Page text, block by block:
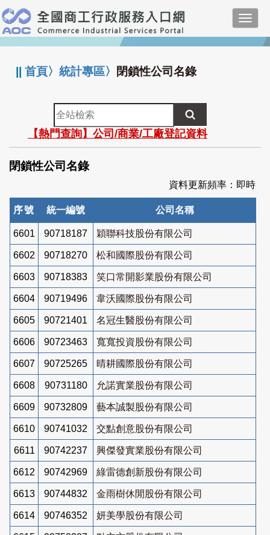
跳
到
主
要
:::
||首頁〉統計專區〉 閉鎖性公司名錄
全
站
檢
索
【熱門查詢】公司/商業/工廠登記資料
閉鎖性公司名錄
資料更新頻率：即時
序號 統一編號 公司名稱
6601 90718187 穎聯科技股份有限公司
6602 90718270 松和國際股份有限公司
6603 90718383 笑口常開影業股份有限公司
6604 90719496 韋沃國際股份有限公司
6605 90721401 名冠生醫股份有限公司
6606 90723463 寬寬投資股份有限公司
6607 90725265 晴耕國際股份有限公司
6608 90731180 允諾實業股份有限公司
6609 90732809 藝本誠製股份有限公司
6610 90741032 交點創意股份有限公司
6611 90742237 興傑發實業股份有限公司
6612 90742969 綠雷德創新股份有限公司
6613 90744832 金雨樹休閒股份有限公司
6614 90746352 妍美學股份有限公司